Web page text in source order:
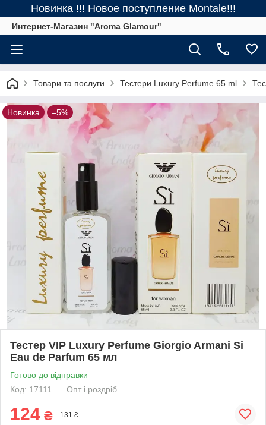
Новинка !!! Новое поступление Montale!!!
Интернет-Магазин "Aroma Glamour"
Товари та послуги Тестери Luxury Perfume 65 ml
Новинка –5%
Тестер VIP Luxury Perfume Giorgio Armani Si
Eau de Parfum 65 мл
Готово до відправки
Код: 17111
Опт і роздріб
124 ₴ 131 ₴